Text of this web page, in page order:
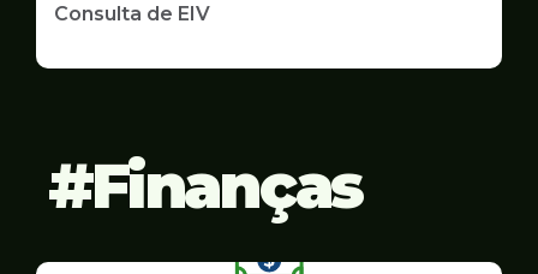
Consulta de EIV
Finanças